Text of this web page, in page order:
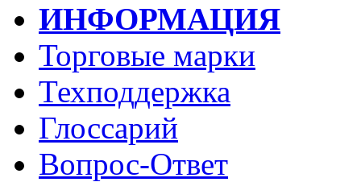
ИНФОРМАЦИЯ
Торговые марки
Техподдержка
Глоссарий
Вопрос-Ответ